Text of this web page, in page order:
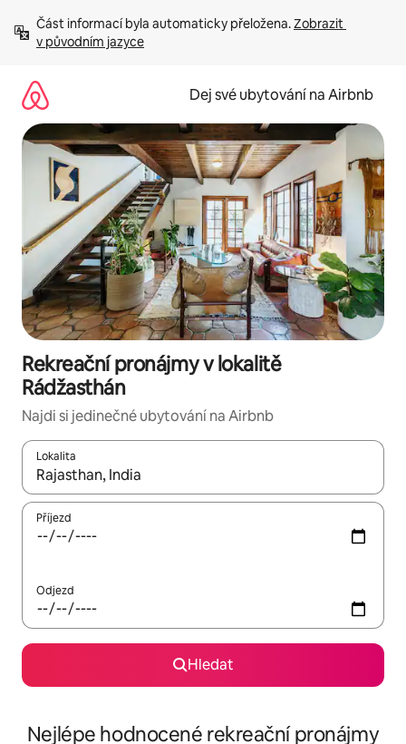
obsah
Část informací byla automaticky přeložena. Zobrazit
v původním jazyce
Dej své ubytování na Airbnb
Rekreační pronájmy v lokalitě
Rádžasthán
Najdi si jedinečné ubytování na Airbnb
Lokalita
Až budou výsledky k dispozici, můžeš si je procházet pomocí
Příjezd
Odjezd
Hledat
Nejlépe hodnocené rekreační pronájmy